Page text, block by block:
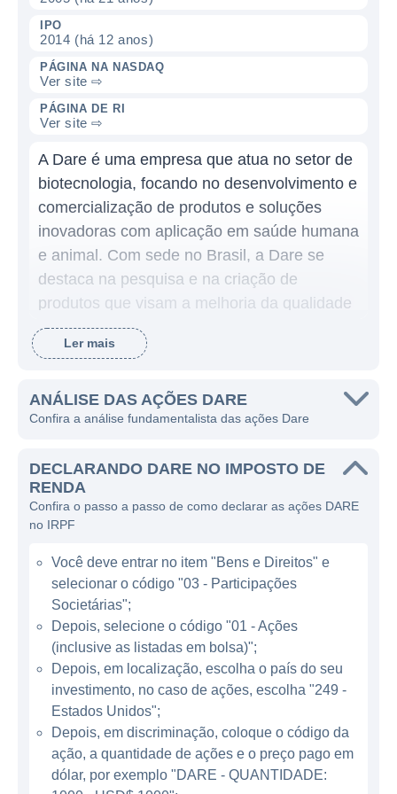
IPO
2014 (há 12 anos)
PÁGINA NA NASDAQ
Ver site ⇨
PÁGINA DE RI
Ver site ⇨
A Dare é uma empresa que atua no setor de
biotecnologia, focando no desenvolvimento e
comercialização de produtos e soluções
inovadoras com aplicação em saúde humana
e animal. Com sede no Brasil, a Dare se
destaca na pesquisa e na criação de
produtos que visam a melhoria da qualidade
de vida, utilizando a biotecnologia como
ferramenta central para o seu crescimento e
A atuação da Dare gira em torno da criação
partir de recursos naturais, através de um
vasto conhecimento em engenharia
genética, microbiologia e farmacologia. A
empresa se apresenta como uma força
propulsora no uso de microorganismos e
compostos bioativos, visando sempre
oferecer o que há de mais avançado em
termos científicos e tecnológicos. Assim, a
Dare tem como objetivo não apenas a
lucratividade, mas também contribuir para a
saúde e bem-estar das pessoas e dos
animais.
ATUAÇÃO DA DARE
Ler mais
ANÁLISE DAS AÇÕES DARE
Confira a análise fundamentalista das ações Dare
DECLARANDO DARE NO IMPOSTO DE
RENDA
Confira o passo a passo de como declarar as ações DARE
no IRPF
Você deve entrar no item "Bens e Direitos" e
selecionar o código "03 - Participações
Societárias";
Depois, selecione o código "01 - Ações
(inclusive as listadas em bolsa)";
Depois, em localização, escolha o país do seu
investimento, no caso de ações, escolha "249 -
Estados Unidos";
Depois, em discriminação, coloque o código da
ação, a quantidade de ações e o preço pago em
dólar, por exemplo "DARE - QUANTIDADE: